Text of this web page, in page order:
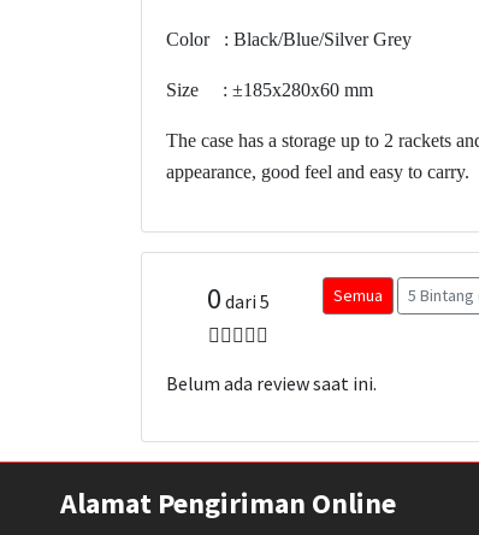
Color : Black/Blue/Silver Grey
Size : ±185x280x60 mm
The case has a storage up to 2 rackets
appearance, good feel and easy to carry.
0 dari 5 Semua 5 Bintang
Belum ada review saat ini.
Alamat Pengiriman Online